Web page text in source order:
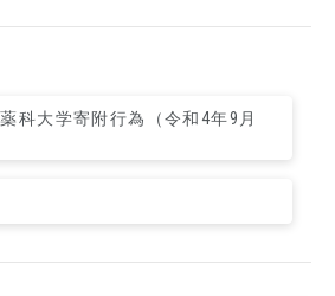
科大学寄附行為（令和4年9月